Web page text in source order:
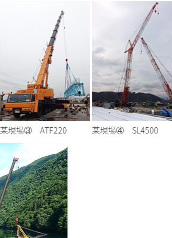
某現場③ ATF220 某現場④ SL4500